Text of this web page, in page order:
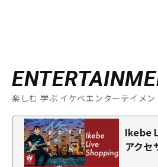
楽しむ 学ぶ イケベエンターテイメン
Ikebe
アクセ